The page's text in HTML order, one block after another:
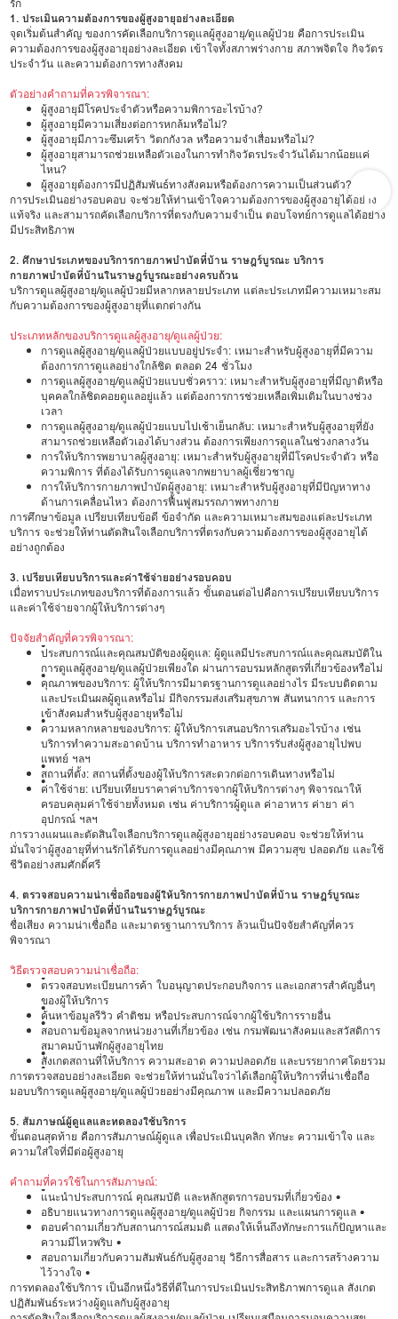
1. ประเมินความต้องการของผู้สูงอายุอย่างละเอียด
จุดเริ่มต้นสำคัญ ของการคัดเลือกบริการดูแลผู้สูงอายุ/ดูแลผู้ป่วย คือการประเมิน
ความต้องการของผู้สูงอายุอย่างละเอียด เข้าใจทั้งสภาพร่างกาย สภาพจิตใจ กิจวัตร
ประจำวัน และความต้องการทางสังคม
ตัวอย่างคำถามที่ควรพิจารณา:
ผู้สูงอายุมีโรคประจำตัวหรือความพิการอะไรบ้าง?
ผู้สูงอายุมีความเสี่ยงต่อการหกล้มหรือไม่?
ผู้สูงอายุมีภาวะซึมเศร้า วิตกกังวล หรือความจำเสื่อมหรือไม่?
ผู้สูงอายุสามารถช่วยเหลือตัวเองในการทำกิจวัตรประจำวันได้มากน้อยแค่
ไหน?
ผู้สูงอายุต้องการมีปฏิสัมพันธ์ทางสังคมหรือต้องการความเป็นส่วนตัว?
การประเมินอย่างรอบคอบ จะช่วยให้ท่านเข้าใจความต้องการของผู้สูงอายุได้อย่าง
แท้จริง และสามารถคัดเลือกบริการที่ตรงกับความจำเป็น ตอบโจทย์การดูแลได้อย่าง
มีประสิทธิภาพ
2. ศึกษาประเภทของบริการกายภาพบำบัดที่บ้าน ราษฎร์บูรณะ บริการ
กายภาพบำบัดที่บ้านในราษฎร์บูรณะอย่างครบถ้วน
บริการดูแลผู้สูงอายุ/ดูแลผู้ป่วยมีหลากหลายประเภท แต่ละประเภทมีความเหมาะสม
กับความต้องการของผู้สูงอายุที่แตกต่างกัน
ประเภทหลักของบริการดูแลผู้สูงอายุ/ดูแลผู้ป่วย:
การดูแลผู้สูงอายุ/ดูแลผู้ป่วยแบบอยู่ประจำ: เหมาะสำหรับผู้สูงอายุที่มีความ
ต้องการการดูแลอย่างใกล้ชิด ตลอด 24 ชั่วโมง
การดูแลผู้สูงอายุ/ดูแลผู้ป่วยแบบชั่วคราว: เหมาะสำหรับผู้สูงอายุที่มีญาติหรือ
บุคคลใกล้ชิดคอยดูแลอยู่แล้ว แต่ต้องการการช่วยเหลือเพิ่มเติมในบางช่วง
เวลา
การดูแลผู้สูงอายุ/ดูแลผู้ป่วยแบบไปเช้าเย็นกลับ: เหมาะสำหรับผู้สูงอายุที่ยัง
สามารถช่วยเหลือตัวเองได้บางส่วน ต้องการเพียงการดูแลในช่วงกลางวัน
การให้บริการพยาบาลผู้สูงอายุ: เหมาะสำหรับผู้สูงอายุที่มีโรคประจำตัว หรือ
ความพิการ ที่ต้องได้รับการดูแลจากพยาบาลผู้เชี่ยวชาญ
การให้บริการกายภาพบำบัดผู้สูงอายุ: เหมาะสำหรับผู้สูงอายุที่มีปัญหาทาง
ด้านการเคลื่อนไหว ต้องการฟื้นฟูสมรรถภาพทางกาย
การศึกษาข้อมูล เปรียบเทียบข้อดี ข้อจำกัด และความเหมาะสมของแต่ละประเภท
บริการ จะช่วยให้ท่านตัดสินใจเลือกบริการที่ตรงกับความต้องการของผู้สูงอายุได้
อย่างถูกต้อง
3. เปรียบเทียบบริการและค่าใช้จ่ายอย่างรอบคอบ
เมื่อทราบประเภทของบริการที่ต้องการแล้ว ขั้นตอนต่อไปคือการเปรียบเทียบบริการ
และค่าใช้จ่ายจากผู้ให้บริการต่างๆ
ปัจจัยสำคัญที่ควรพิจารณา:
•
ประสบการณ์และคุณสมบัติของผู้ดูแล: ผู้ดูแลมีประสบการณ์และคุณสมบัติใน
การดูแลผู้สูงอายุ/ดูแลผู้ป่วยเพียงใด ผ่านการอบรมหลักสูตรที่เกี่ยวข้องหรือไม่
•
คุณภาพของบริการ: ผู้ให้บริการมีมาตรฐานการดูแลอย่างไร มีระบบติดตาม
และประเมินผลผู้ดูแลหรือไม่ มีกิจกรรมส่งเสริมสุขภาพ สันทนาการ และการ
เข้าสังคมสำหรับผู้สูงอายุหรือไม่
•
ความหลากหลายของบริการ: ผู้ให้บริการเสนอบริการเสริมอะไรบ้าง เช่น
บริการทำความสะอาดบ้าน บริการทำอาหาร บริการรับส่งผู้สูงอายุไปพบ
แพทย์ ฯลฯ
•
สถานที่ตั้ง: สถานที่ตั้งของผู้ให้บริการสะดวกต่อการเดินทางหรือไม่
•
ค่าใช้จ่าย: เปรียบเทียบราคาค่าบริการจากผู้ให้บริการต่างๆ พิจารณาให้
ครอบคลุมค่าใช้จ่ายทั้งหมด เช่น ค่าบริการผู้ดูแล ค่าอาหาร ค่ายา ค่า
อุปกรณ์ ฯลฯ
การวางแผนและตัดสินใจเลือกบริการดูแลผู้สูงอายุอย่างรอบคอบ จะช่วยให้ท่าน
มั่นใจว่าผู้สูงอายุที่ท่านรักได้รับการดูแลอย่างมีคุณภาพ มีความสุข ปลอดภัย และใช้
ชีวิตอย่างสมศักดิ์ศรี
4. ตรวจสอบความน่าเชื่อถือของผู้ให้บริการกายภาพบำบัดที่บ้าน ราษฎร์บูรณะ
บริการกายภาพบำบัดที่บ้านในราษฎร์บูรณะ
ชื่อเสียง ความน่าเชื่อถือ และมาตรฐานการบริการ ล้วนเป็นปัจจัยสำคัญที่ควร
พิจารณา
วิธีตรวจสอบความน่าเชื่อถือ:
•
ตรวจสอบทะเบียนการค้า ใบอนุญาตประกอบกิจการ และเอกสารสำคัญอื่นๆ
ของผู้ให้บริการ
•
ค้นหาข้อมูลรีวิว คำติชม หรือประสบการณ์จากผู้ใช้บริการรายอื่น
•
สอบถามข้อมูลจากหน่วยงานที่เกี่ยวข้อง เช่น กรมพัฒนาสังคมและสวัสดิการ
สมาคมบ้านพักผู้สูงอายุไทย
•
สังเกตสถานที่ให้บริการ ความสะอาด ความปลอดภัย และบรรยากาศโดยรวม
•
การตรวจสอบอย่างละเอียด จะช่วยให้ท่านมั่นใจว่าได้เลือกผู้ให้บริการที่น่าเชื่อถือ
มอบบริการดูแลผู้สูงอายุ/ดูแลผู้ป่วยอย่างมีคุณภาพ และมีความปลอดภัย
5. สัมภาษณ์ผู้ดูแลและทดลองใช้บริการ
ขั้นตอนสุดท้าย คือการสัมภาษณ์ผู้ดูแล เพื่อประเมินบุคลิก ทักษะ ความเข้าใจ และ
ความใส่ใจที่มีต่อผู้สูงอายุ
คำถามที่ควรใช้ในการสัมภาษณ์:
•
แนะนำประสบการณ์ คุณสมบัติ และหลักสูตรการอบรมที่เกี่ยวข้อง •
อธิบายแนวทางการดูแลผู้สูงอายุ/ดูแลผู้ป่วย กิจกรรม และแผนการดูแล •
ตอบคำถามเกี่ยวกับสถานการณ์สมมติ แสดงให้เห็นถึงทักษะการแก้ปัญหาและ
ความมีไหวพริบ •
สอบถามเกี่ยวกับความสัมพันธ์กับผู้สูงอายุ วิธีการสื่อสาร และการสร้างความ
ไว้วางใจ •
การทดลองใช้บริการ เป็นอีกหนึ่งวิธีที่ดีในการประเมินประสิทธิภาพการดูแล สังเกต
ปฏิสัมพันธ์ระหว่างผู้ดูแลกับผู้สูงอายุ